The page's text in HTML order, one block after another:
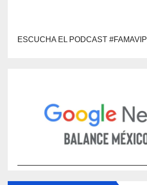
ESCUCHA EL PODCAST #FAMAVIP